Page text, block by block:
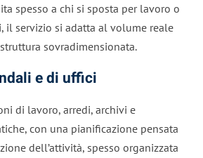
spesso a chi si sposta per lavoro o
il servizio si adatta al volume reale
sovradimensionata.
e di uffici
di lavoro, arredi, archivi e
con una pianificazione pensata
dell’attività, spesso organizzata